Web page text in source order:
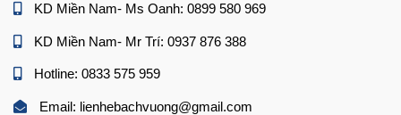
KD Miền Nam- Ms Oanh: 0899 580 969
KD Miền Nam- Mr Trí: 0937 876 388
Hotline: 0833 575 959
Email: lienhebachvuong@gmail.com